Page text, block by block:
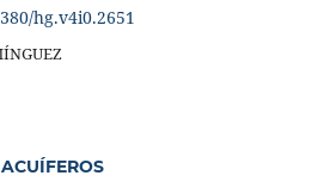
hg.v4i0.2651